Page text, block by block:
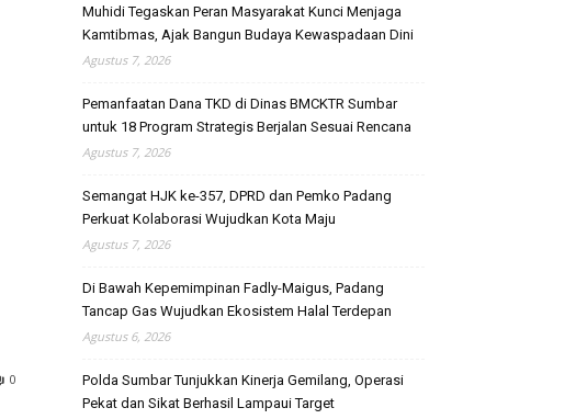
0
Muhidi Tegaskan Peran Masyarakat Kunci Menjaga
Kamtibmas, Ajak Bangun Budaya Kewaspadaan Dini
Agustus 7, 2026
Pemanfaatan Dana TKD di Dinas BMCKTR Sumbar
untuk 18 Program Strategis Berjalan Sesuai Rencana
Agustus 7, 2026
Semangat HJK ke-357, DPRD dan Pemko Padang
Perkuat Kolaborasi Wujudkan Kota Maju
Agustus 7, 2026
Di Bawah Kepemimpinan Fadly-Maigus, Padang
Tancap Gas Wujudkan Ekosistem Halal Terdepan
Agustus 6, 2026
Polda Sumbar Tunjukkan Kinerja Gemilang, Operasi
Pekat dan Sikat Berhasil Lampaui Target